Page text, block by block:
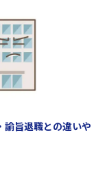
諭旨退職との違いや